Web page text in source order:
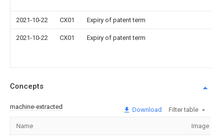
2021-10-22 CX01 Expiry of patent term
2021-10-22 CX01 Expiry of patent term
Concepts
machine-extracted Download Filter table
Name Image